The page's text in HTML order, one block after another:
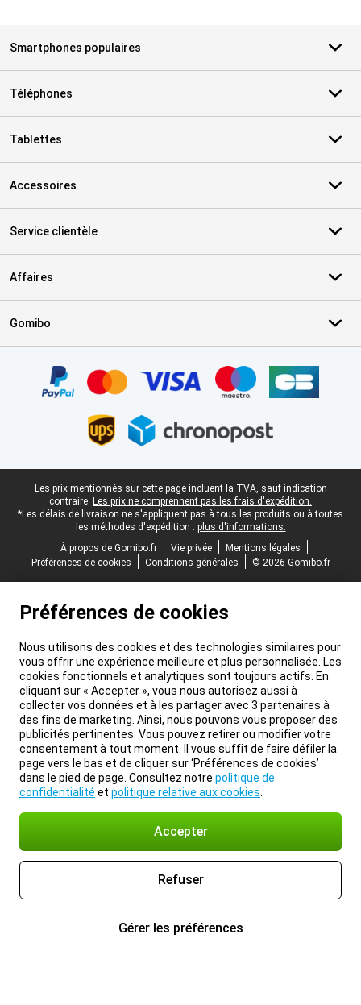
Smartphones populaires
Téléphones
Tablettes
Accessoires
Service clientèle
Affaires
Gomibo
Pied-de-page légal
Les prix mentionnés sur cette page incluent la TVA, sauf indication
contraire. Les prix ne comprennent pas les frais d'expédition.
*Les délais de livraison ne s'appliquent pas à tous les produits ou à toutes
les méthodes d'expédition : plus d'informations.
À propos de Gomibo.fr
Vie privée
Mentions légales
Préférences de cookies
Conditions générales © 2026 Gomibo.fr
Préférences de cookies
Nous utilisons des cookies et des technologies similaires pour
vous offrir une expérience meilleure et plus personnalisée. Les
cookies fonctionnels et analytiques sont toujours actifs. En
cliquant sur « Accepter », vous nous autorisez aussi à
collecter vos données et à les partager avec 3 partenaires à
des fins de marketing. Ainsi, nous pouvons vous proposer des
publicités pertinentes. Vous pouvez retirer ou modifier votre
consentement à tout moment. Il vous suffit de faire défiler la
page vers le bas et de cliquer sur ‘Préférences de cookies’
dans le pied de page. Consultez notre politique de
confidentialité et politique relative aux cookies
Accepter
Refuser
Gérer les préférences